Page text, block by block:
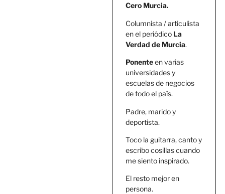
Cero Murcia.
Columnista / articulista
en el periódico La
Verdad de Murcia.
Ponenteen varias
universidades y
escuelas de negocios
de todo el país.
Padre, marido y
deportista.
Toco la guitarra, canto y
escribo cosillas cuando
me siento inspirado.
El resto mejor en
persona.